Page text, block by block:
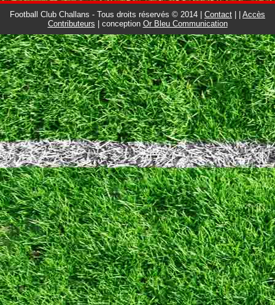
Football Club Challans - Tous droits réservés © 2014 | Contact
Accès
Contributeurs | conception Or Bleu Communication